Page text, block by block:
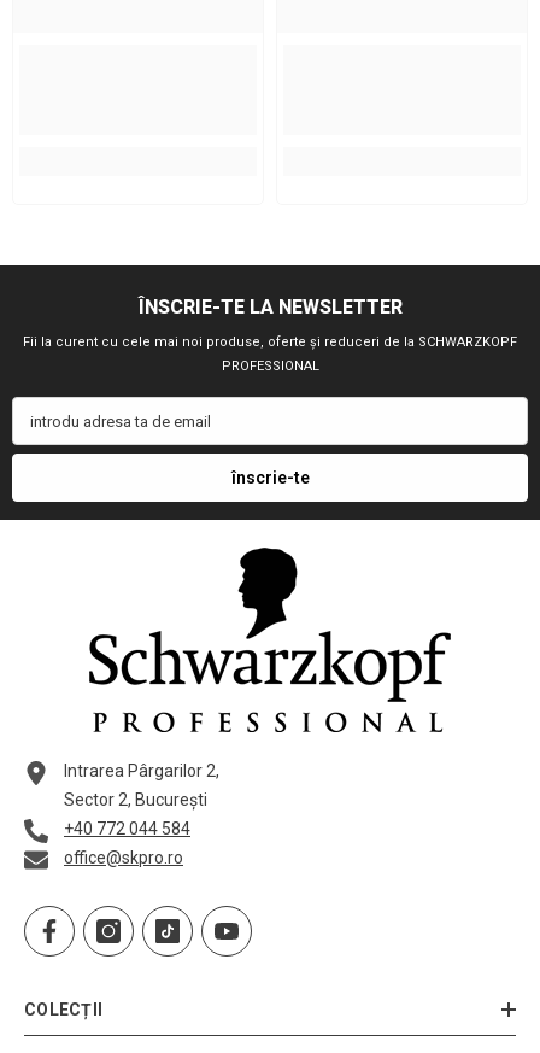
ÎNSCRIE-TE LA NEWSLETTER
Fii la curent cu cele mai noi produse, oferte și reduceri de la SCHWARZKOPF
PROFESSIONAL
introdu adresa ta de email
înscrie-te
Intrarea Pârgarilor 2,
Sector 2, București
+40 772 044 584
office@skpro.ro
COLECȚII